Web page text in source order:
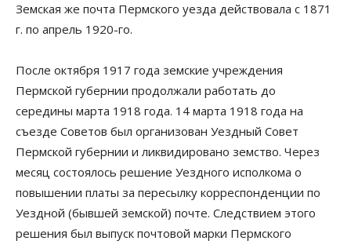
Земская же почта Пермского уезда действовала с 1871
г. по апрель 1920-го.
После октября 1917 года земские учреждения
Пермской губернии продолжали работать до
середины марта 1918 года. 14 марта 1918 года на
съезде Советов был организован Уездный Совет
Пермской губернии и ликвидировано земство. Через
месяц состоялось решение Уездного исполкома о
повышении платы за пересылку корреспонденции по
Уездной (бывшей земской) почте. Следствием этого
решения был выпуск почтовой марки Пермского